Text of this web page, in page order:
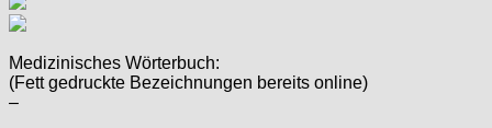
Medizinisches Wörterbuch:
(Fett gedruckte Bezeichnungen bereits online)
–